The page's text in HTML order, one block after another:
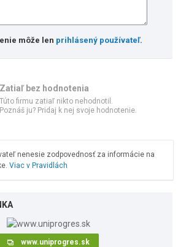
môže len prihlásený používateľ.
Zatiaľ bez hodnotenia
Túto firmu zatiaľ nikto nehodnotil.
Poznáš ju? Pridaj k nej svoje hodnotenie.
nenesie zodpovednosť za informácie na
Viac v Pravidlách
www.uniprogres.sk